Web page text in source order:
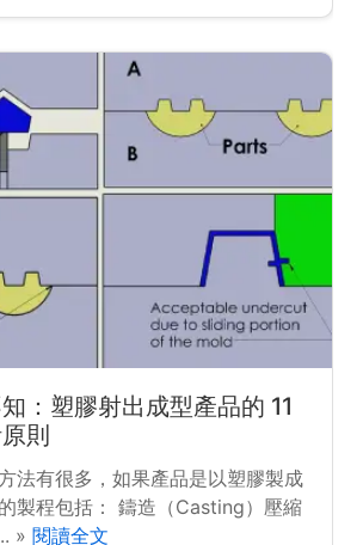
：塑膠射出成型產品的 11
則
法有很多，如果產品是以塑膠製成
製程包括： 鑄造（Casting）壓縮
» 閱讀全文